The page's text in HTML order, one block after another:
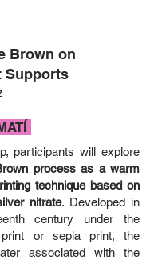
Brown on
Supports
participants will explore
process as a warm
technique based on
nitrate. Developed in
century under the
or sepia print, the
associated with the